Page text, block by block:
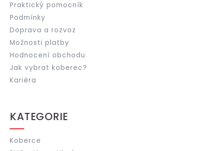
Praktický pomocník
Podmínky
Doprava a rozvoz
Možnosti platby
Hodnocení obchodu
Jak vybrat koberec?
Kariéra
KATEGORIE
Koberce